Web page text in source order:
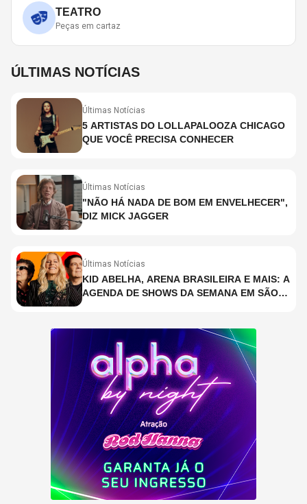
TEATRO
Peças em cartaz
ÚLTIMAS NOTÍCIAS
Últimas Notícias
5 ARTISTAS DO LOLLAPALOOZA CHICAGO
QUE VOCÊ PRECISA CONHECER
Últimas Notícias
"NÃO HÁ NADA DE BOM EM ENVELHECER",
DIZ MICK JAGGER
Últimas Notícias
KID ABELHA, ARENA BRASILEIRA E MAIS: A
AGENDA DE SHOWS DA SEMANA EM SÃO